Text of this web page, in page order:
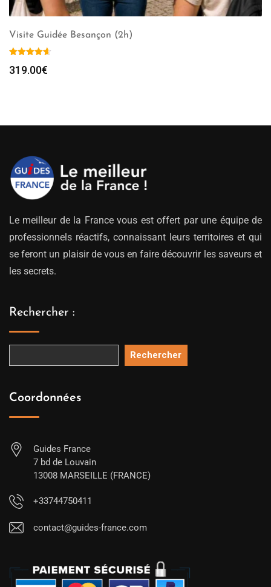
Visite Guidée Besançon (2h)
319.00€
Le meilleur de la France vous est offert par une équipe de
professionnels réactifs, connaissant leurs territoires et qui
se feront un plaisir de vous en faire découvrir les saveurs et
les secrets.
Rechercher :
Rechercher
Coordonnées
Guides France
7 bd de Louvain
13008 MARSEILLE (FRANCE)
+33744750411
contact@guides-france.com